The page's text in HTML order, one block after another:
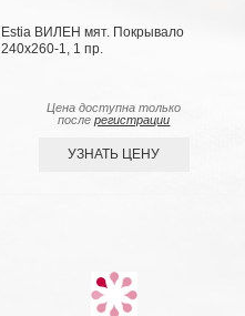
Estia ВИЛЕН мят. Покрывало
240х260-1, 1 пр.
Цена доступна только
послерегистрации
УЗНАТЬ ЦЕНУ